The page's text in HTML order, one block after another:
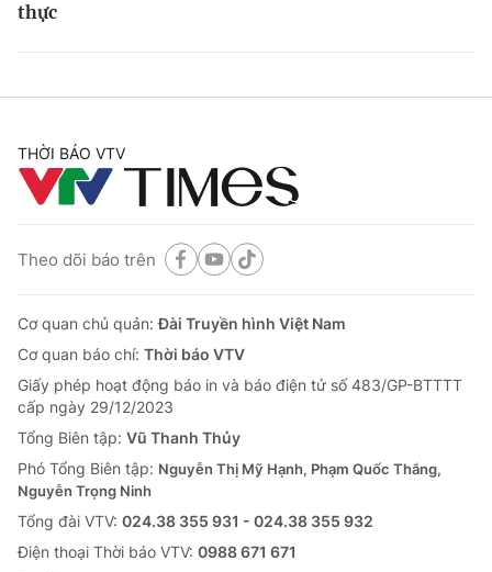
thực
THỜI BÁO VTV
Theo dõi báo trên
Cơ quan chủ quản:Đài Truyền hình Việt Nam
Cơ quan báo chí: Thời báo VTV
Giấy phép hoạt động báo in và báo điện tử số 483/GP-BTTTT
cấp ngày 29/12/2023
Tổng Biên tập: Vũ Thanh Thủy
Phó Tổng Biên tập: Nguyễn Thị Mỹ Hạnh, Phạm Quốc Thắng,
Nguyễn Trọng Ninh
Tổng đài VTV: 024.38 355 931 - 024.38 355 932
Ðiện thoại Thời báo VTV: 0988 671 671